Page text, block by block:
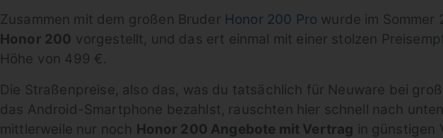
Zusammen mit dem großen Bruder Honor 200 Pro wurde im Sommer
Honor 200 vorgestellt, und das ert einmal mit einer stolzen
Höhe von 499 €.
Die Straßenpreise, also das, was du tatsächlich für Neuware bei
das Android-Smartphone bezahlst, rauschten hier schnell nach
mittlerweile nur noch Honor 200 Angebote mit Vertrag in günstigen